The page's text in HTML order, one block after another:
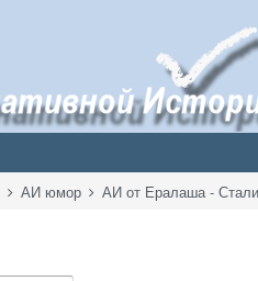
АИ юмор АИ от Ералаша -